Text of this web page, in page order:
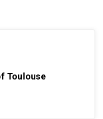
Toulouse